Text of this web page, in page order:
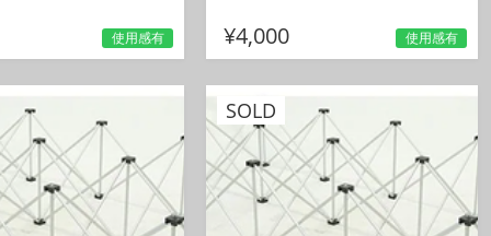
使用感有 ¥4,000 使用感有
SOLD